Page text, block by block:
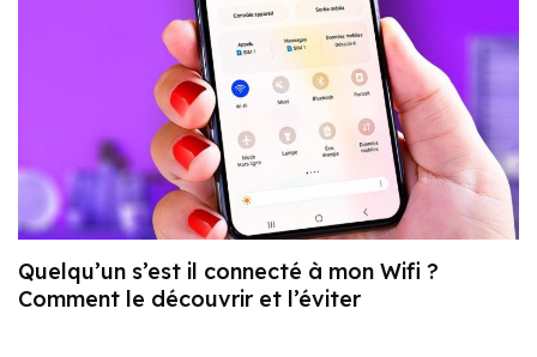
Quelqu’un s’est il connecté à mon Wifi ?
Comment le découvrir et l’éviter